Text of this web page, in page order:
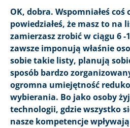
OK, dobra. Wspomniałeś coś
powiedziałeś, że masz to na
zamierzasz zrobić w ciągu 6 -
zawsze imponują właśnie
sobie takie listy, planują
sposób bardzo
ogromna umiejętność
wybierania. Bo jako osoby
technologii, gdzie wszystko
nasze kompetencje